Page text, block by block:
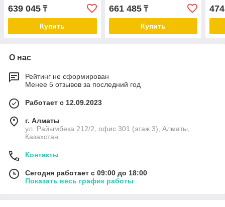
639 045 ₸
Купить
661 485₸
Купить
О нас
Рейтинг не сформирован
Менее 5 отзывов за последний год
Работает с 12.09.2023
г. Алматы
ул. Райымбека 212/2, офис 301 (этаж 3), Алматы,
Казахстан
Контакты
Сегодня работает с 09:00 до 18:00
Показать весь график работы